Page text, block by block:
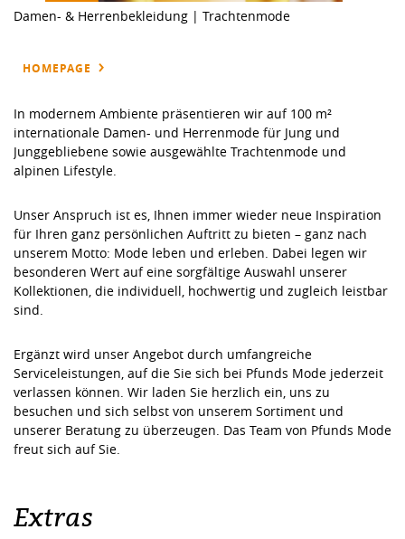
Damen- & Herrenbekleidung | Trachtenmode
HOMEPAGE
In modernem Ambiente präsentieren wir auf 100 m²
internationale Damen- und Herrenmode für Jung und
Junggebliebene sowie ausgewählte Trachtenmode und
alpinen Lifestyle.
Unser Anspruch ist es, Ihnen immer wieder neue Inspiration
für Ihren ganz persönlichen Auftritt zu bieten – ganz nach
unserem Motto: Mode leben und erleben. Dabei legen wir
besonderen Wert auf eine sorgfältige Auswahl unserer
Kollektionen, die individuell, hochwertig und zugleich leistbar
sind.
Ergänzt wird unser Angebot durch umfangreiche
Serviceleistungen, auf die Sie sich bei Pfunds Mode jederzeit
verlassen können. Wir laden Sie herzlich ein, uns zu
besuchen und sich selbst von unserem Sortiment und
unserer Beratung zu überzeugen. Das Team von Pfunds Mode
freut sich auf Sie.
Extras